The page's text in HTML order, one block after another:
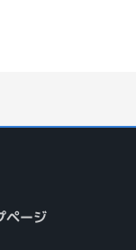
ページ